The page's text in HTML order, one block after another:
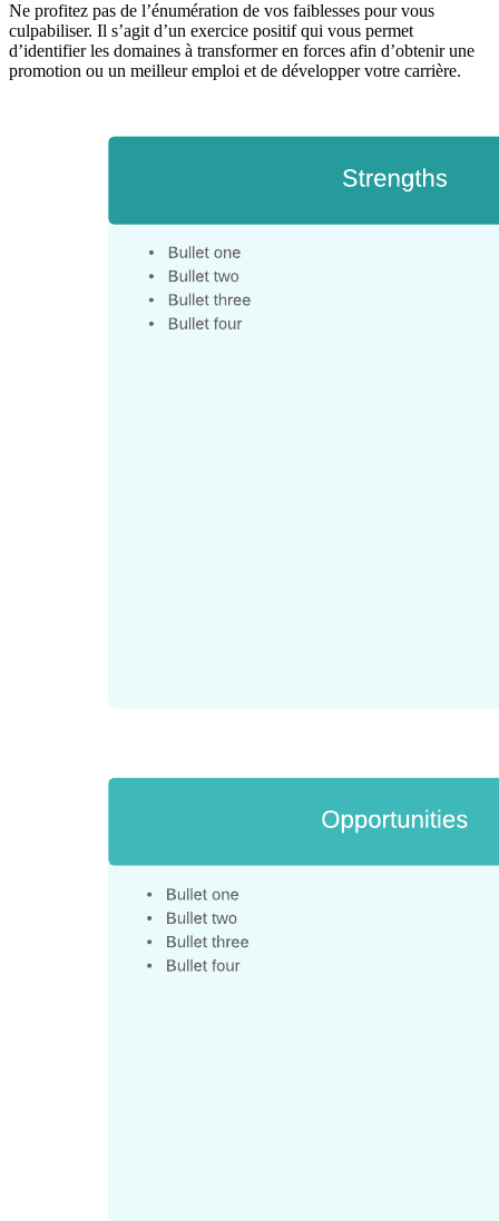
Ne profitez pas de l’énumération de vos faiblesses pour vous
culpabiliser. Il s’agit d’un exercice positif qui vous permet
d’identifier les domaines à transformer en forces afin d’obtenir une
promotion ou un meilleur emploi et de développer votre carrière.